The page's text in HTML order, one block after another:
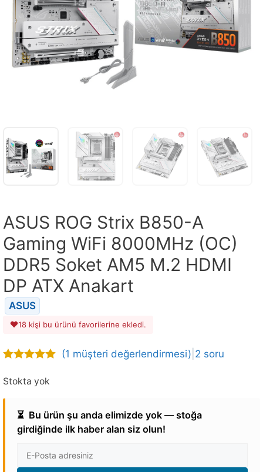
ASUS ROG Strix B850-A
Gaming WiFi 8000MHz (OC)
DDR5 Soket AM5 M.2 HDMI
DP ATX Anakart
ASUS
18 kişi bu ürünü favorilerine ekledi.
5
(1 müşteri değerlendirmesi) 2 soru
Stokta yok
⏳ Bu ürün şu anda elimizde yok — stoğa
girdiğinde ilk haber alan siz olun!